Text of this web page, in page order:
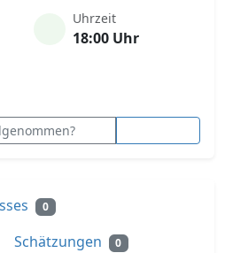
Uhrzeit
18:00 Uhr
0
Schätzungen 0